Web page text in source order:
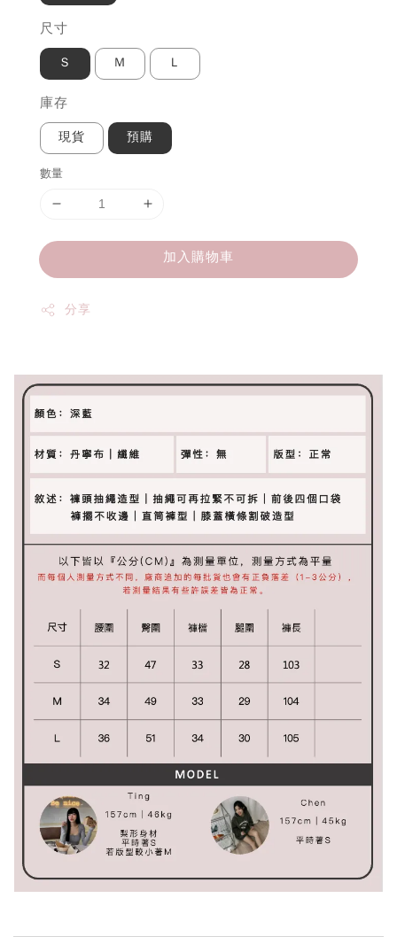
尺寸
Ｓ Ｍ Ｌ
庫存
現貨 預購
數量
加入購物車
分享